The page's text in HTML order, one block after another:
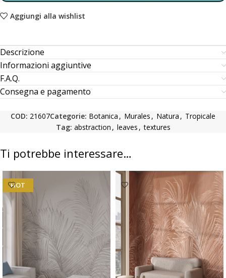
Aggiungi alla wishlist
Descrizione
Informazioni aggiuntive
F.A.Q.
Consegna e pagamento
COD: 21607Categorie: Botanica , Murales , Natura , Tropicale
Tag: abstraction , leaves , textures
Ti potrebbe interessare…
HOT